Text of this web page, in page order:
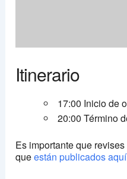
Itinerario
17:00 Inicio de
20:00 Término
Es importante que
queestán publicados aquí